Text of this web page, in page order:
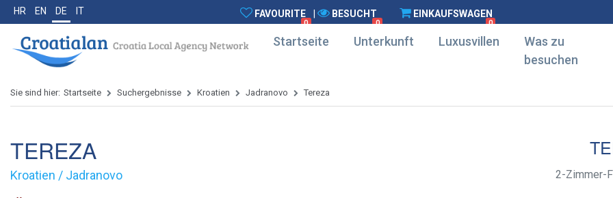
HR EN DE IT FAVOURITE
0
BESUCHT
0
EINKAUFSWAGEN
0
Startseite Unterkunft Luxusvillen
Was zu
besuchen
Sie sind hier: Startseite Suchergebnisse Kroatien Jadranovo Tereza
TEREZA
Kroatien / Jadranovo 2-Zimmer-